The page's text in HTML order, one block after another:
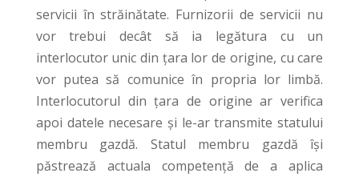
servicii în străinătate. Furnizorii de servicii nu
vor trebui decât să ia legătura cu un
interlocutor unic din țara lor de origine, cu care
vor putea să comunice în propria lor limbă.
Interlocutorul din țara de origine ar verifica
apoi datele necesare și le-ar transmite statului
membru gazdă. Statul membru gazdă își
păstrează actuala competență de a aplica